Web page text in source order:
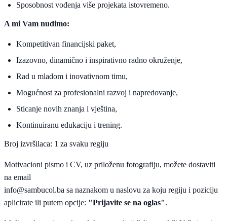
Sposobnost vođenja više projekata istovremeno.
A mi Vam nudimo:
Kompetitivan financijski paket,
Izazovno, dinamično i inspirativno radno okruženje,
Rad u mladom i inovativnom timu,
Mogućnost za profesionalni razvoj i napredovanje,
Sticanje novih znanja i vještina,
Kontinuiranu edukaciju i trening.
Broj izvršilaca: 1 za svaku regiju
Motivacioni pismo i CV, uz priloženu fotografiju, možete dostaviti
na email
info@sambucol.ba sa naznakom u naslovu za koju regiju i poziciju
aplicirate ili putem opcije: "Prijavite se na oglas".